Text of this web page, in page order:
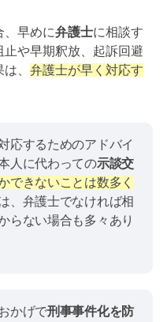
、早めに弁護士に相談す
や早期釈放、起訴回避
、 弁護士が早く対応す
応するためのアドバイ
人に代わっての示談交
できないことは数多く
、弁護士でなければ相
らない場合も多々あり
かげで刑事事件化を防